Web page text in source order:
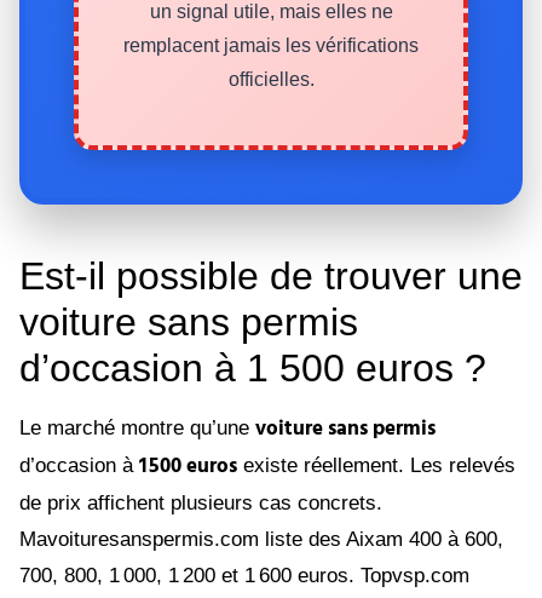
un signal utile, mais elles ne
remplacent jamais les vérifications
officielles.
Est-il possible de trouver une
voiture sans permis
d’occasion à 1 500 euros ?
Le marché montre qu’une voiture sans permis
d’occasion à 1 500 euros existe réellement. Les relevés
de prix affichent plusieurs cas concrets.
Mavoituresanspermis.com liste des Aixam 400 à 600,
700, 800, 1 000, 1 200 et 1 600 euros. Topvsp.com